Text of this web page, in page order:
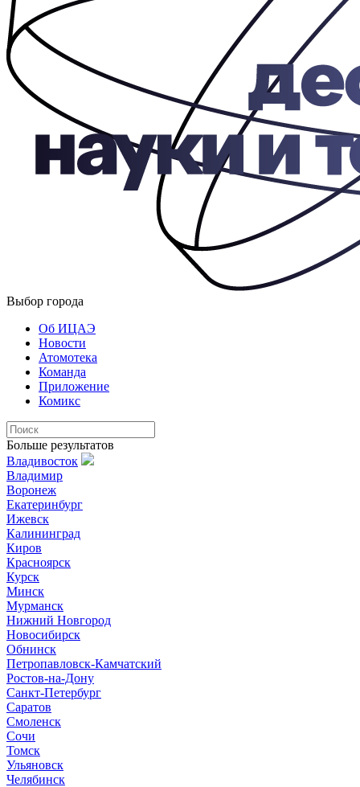
Выбор города
Об ИЦАЭ
Новости
Атомотека
Команда
Приложение
Комикс
Больше результатов
Владивосток
Владимир
Воронеж
Екатеринбург
Ижевск
Калининград
Киров
Красноярск
Курск
Минск
Мурманск
Нижний Новгород
Новосибирск
Обнинск
Петропавловск-Камчатский
Ростов-на-Дону
Санкт-Петербург
Саратов
Смоленск
Сочи
Томск
Ульяновск
Челябинск